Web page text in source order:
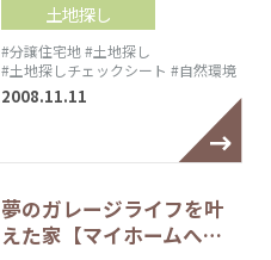
土地探し
#分譲住宅地#土地探し
#土地探しチェックシート #自然環境
2008.11.11
夢のガレージライフを叶
えた家【マイホームへ…